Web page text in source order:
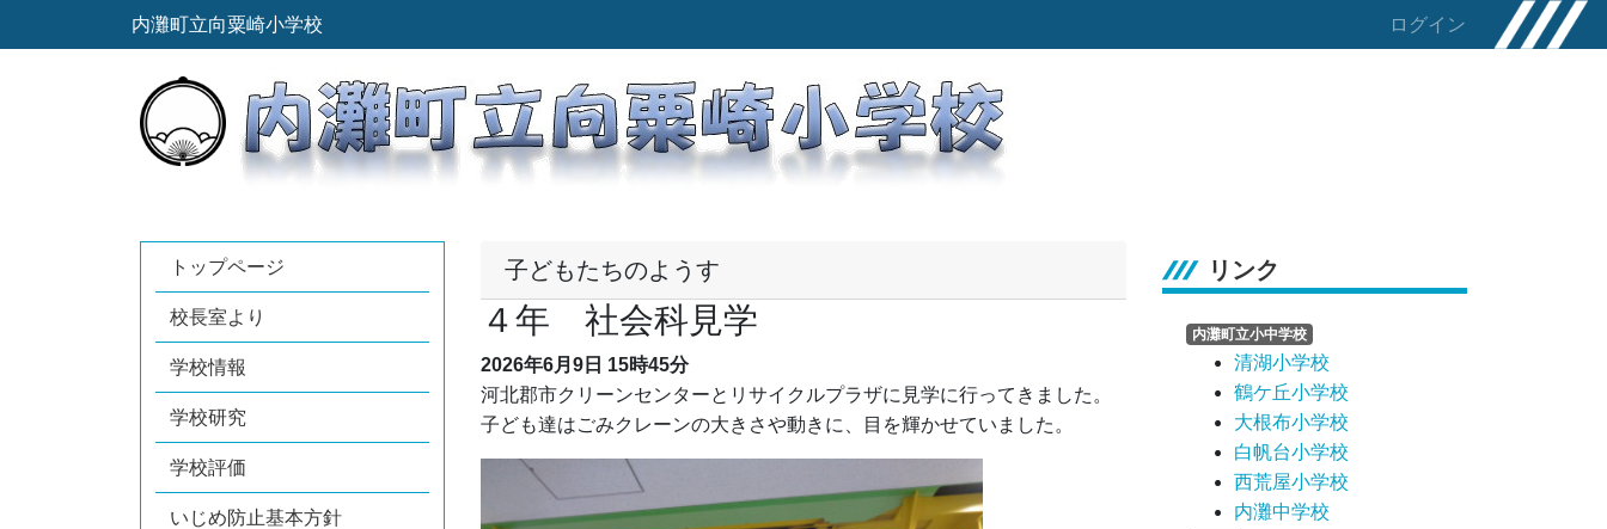
内灘町立向粟崎小学校 ログイン
トップページ
校長室より
学校情報
学校研究
学校評価
いじめ防止基本方針
子どもたちのようす
４年 社会科見学
2026年6月9日 15時45分
河北郡市クリーンセンターとリサイクルプラザに見学に行ってきました。
子ども達はごみクレーンの大きさや動きに、目を輝かせていました。
リンク
内灘町立小中学校
清湖小学校
鶴ケ丘小学校
大根布小学校
白帆台小学校
西荒屋小学校
内灘中学校